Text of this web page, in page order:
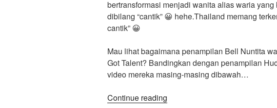
bertransformasi menjadi wanita alias waria
dibilang “cantik” 😀 hehe.Thailand memang
cantik” 😀
Mau lihat bagaimana penampilan Bell Nuntita
Got Talent? Bandingkan dengan penampilan
video mereka masing-masing dibawah…
Continue reading